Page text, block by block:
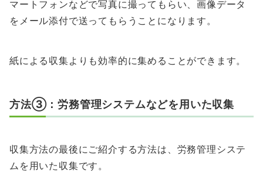
マートフォンなどで写真に撮ってもらい、画像データ
をメール添付で送ってもらうことになります。
紙による収集よりも効率的に集めることができます。
方法③：労務管理システムなどを用いた収集
収集方法の最後にご紹介する方法は、労務管理システ
ムを用いた収集です。